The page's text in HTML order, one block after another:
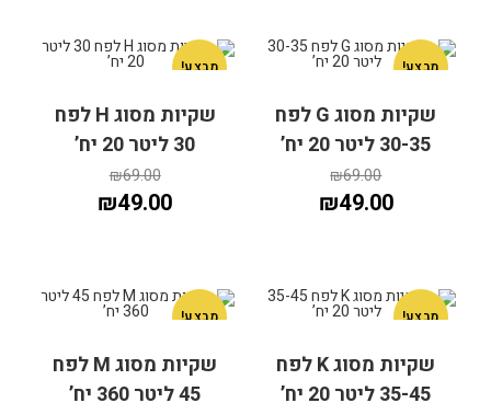
מבצע!
שקיות מסוג G לפח
30-35 ליטר 20 יח’
₪69.00
₪49.00
מבצע!
שקיות מסוג H לפח
30 ליטר 20 יח’
₪69.00
₪49.00
מבצע!
שקיות מסוג K לפח
35-45 ליטר 20 יח’
מבצע!
שקיות מסוג M לפח
45 ליטר 360 יח’